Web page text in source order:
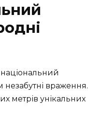
враження.
метрів унікальних